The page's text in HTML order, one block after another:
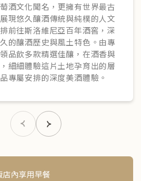
酒文化聞名，更擁有世界最古
現悠久釀酒傳統與純樸的人文
前往斯洛維尼亞百年酒窖，深
的釀酒歷史與風土特色。由專
品飲多款精選佳釀，在酒香與
細細體驗這片土地孕育出的層
專屬安排的深度美酒體驗。
店內享用早餐